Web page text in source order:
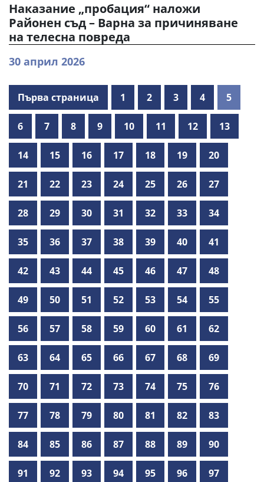
Наказание „пробация“ наложи
Районен съд – Варна за причиняване
на телесна повреда
30 април 2026
Първа страница 1 2 3 4 5
6 7 8 9 10 11 12 13
14 15 16 17 18 19 20
21 22 23 24 25 26 27
28 29 30 31 32 33 34
35 36 37 38 39 40 41
42 43 44 45 46 47 48
49 50 51 52 53 54 55
56 57 58 59 60 61 62
63 64 65 66 67 68 69
70 71 72 73 74 75 76
77 78 79 80 81 82 83
84 85 86 87 88 89 90
91 92 93 94 95 96 97